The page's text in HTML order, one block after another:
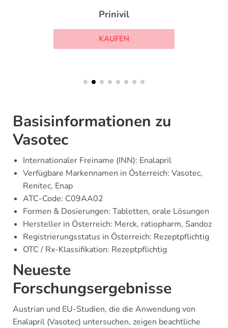
Prinivil
KAUFEN
Basisinformationen zu
Vasotec
Internationaler Freiname (INN): Enalapril
Verfügbare Markennamen in Österreich: Vasotec,
Renitec, Enap
ATC-Code: C09AA02
Formen & Dosierungen: Tabletten, orale Lösungen
Hersteller in Österreich: Merck, ratiopharm, Sandoz
Registrierungsstatus in Österreich: Rezeptpflichtig
OTC / Rx-Klassifikation: Rezeptpflichtig
Neueste
Forschungsergebnisse
Austrian und EU-Studien, die die Anwendung von
Enalapril (Vasotec) untersuchen, zeigen beachtliche